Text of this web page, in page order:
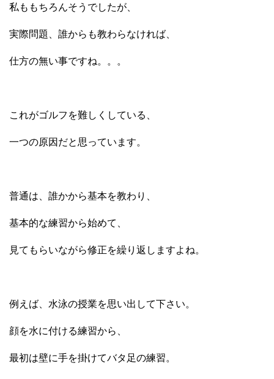
私ももちろんそうでしたが、
実際問題、誰からも教わらなければ、
仕方の無い事ですね。。。
これがゴルフを難しくしている、
一つの原因だと思っています。
普通は、誰かから基本を教わり、
基本的な練習から始めて、
見てもらいながら修正を繰り返しますよね。
例えば、水泳の授業を思い出して下さい。
顔を水に付ける練習から、
最初は壁に手を掛けてバタ足の練習。